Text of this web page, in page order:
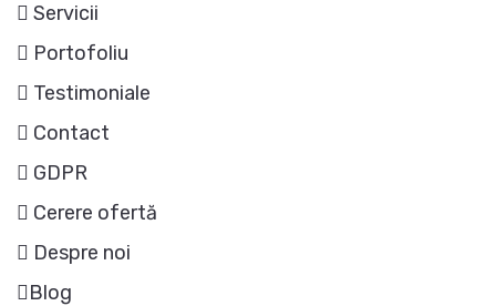
Servicii
Portofoliu
Testimoniale
Contact
GDPR
Cerere ofertă
Despre noi
Blog